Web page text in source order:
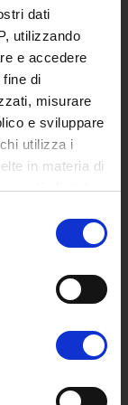
dati
utilizzando
e accedere
di
misurare
e sviluppare
utilizza i
in materia di
digitale
qualsiasi
facendo clic
di qualche
training,